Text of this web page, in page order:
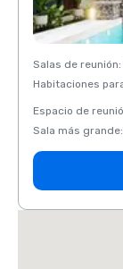
Salas de reunión:
Habitaciones
Espacio de
Sala más grande: